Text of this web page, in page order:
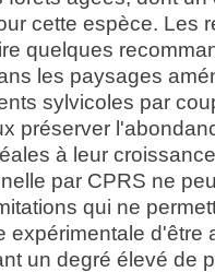
cette espèce. Les
quelques
les paysages
sylvicoles par
préserver
à leur
par CPRS ne
qui ne
expérimentale d'être
un degré élevé de